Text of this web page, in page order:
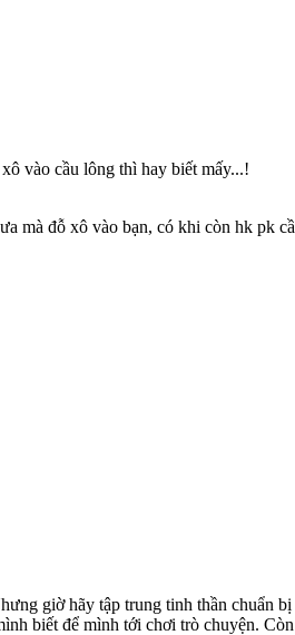
vào cầu lông thì hay biết mấy...!
mà đỗ xô vào bạn, có khi còn hk pk
giờ hãy tập trung tinh thần chuẩn
biết để mình tới chơi trò chuyện.